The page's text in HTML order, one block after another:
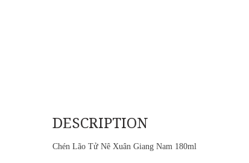
DESCRIPTION
Chén Lão Tử Nê Xuân Giang Nam 180ml